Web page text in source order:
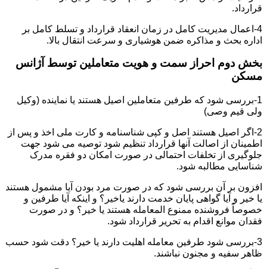
قرارداد.
4-اعمال مدیریت کامل در زمان انعقاد قرارداد و تسلط کامل بر
اداره بحث و مذاکره ضمن هوشیاری و سرعت انتقال بالا.
بخش دوم احراز سمت و هویت متعاملین توسط آژانس
مسکن
1-بررسی شود که طرفین متعاملین اصیل هستند یا نماینده (وکیل
ولی قیم وصی)
2-اگر اصیل هستند اصل و کپی شناسنامه و کارت ملی اخذ و پس از
اطمینان از اصالت آنها قرارداد تنظیم شود توصیه می شود جهت
جلوگیری از تخلفات احتمالی در صورت امکان دو فقره مدرک
شناسایی مطالبه شود.
افزون بر آن بررسی شود که در صورت مرد بودن آیا مشمول هستند
یا خیر و آیا گواهی پایان خدمت دارند یاخیر؟ و اینکه آیا طرفین و
خصوصاً فروشنده ممنوع المعامله هستند یا خیر؟ و در صورت
فقدان موانع اقدام به تحریر قرارداد شود.
3-بررسی شود طرفین معامله اهلیت دارند یا خیر؟ دقت شود حسب
ظاهر سفیه و مجنون نباشند.